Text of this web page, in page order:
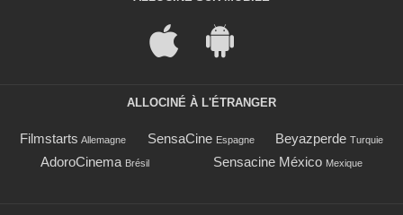
ALLOCINÉ À L'ÉTRANGER
Filmstarts Allemagne SensaCine Espagne Beyazperde Turquie
AdoroCinema Brésil Sensacine México Mexique